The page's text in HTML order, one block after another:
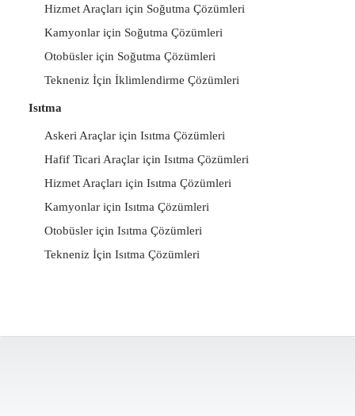
Hizmet Araçları için Soğutma Çözümleri
Kamyonlar için Soğutma Çözümleri
Otobüsler için Soğutma Çözümleri
Tekneniz İçin İklimlendirme Çözümleri
Isıtma
Askeri Araçlar için Isıtma Çözümleri
Hafif Ticari Araçlar için Isıtma Çözümleri
Hizmet Araçları için Isıtma Çözümleri
Kamyonlar için Isıtma Çözümleri
Otobüsler için Isıtma Çözümleri
Tekneniz İçin Isıtma Çözümleri